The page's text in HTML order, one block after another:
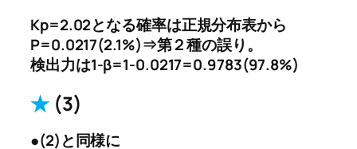
Kp=2.02となる確率は正規分布表から
P=0.0217(2.1%)⇒第２種の誤り。
検出力は1-β=1-0.0217=0.9783(97.8%)
★(3)
●(2)と同様に